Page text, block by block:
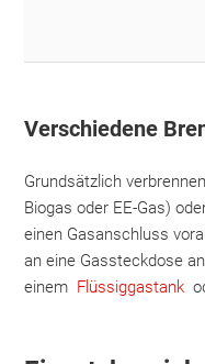
Verschiedene
Grundsätzlich
Biogas oder EE-Gas)
einen Gasanschluss
an eine Gassteckdose
einem Flüssiggastank